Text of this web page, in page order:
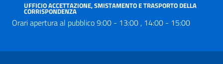
UFFICIO ACCETTAZIONE, SMISTAMENTO E TRASPORTO DELLA
CORRISPONDENZA
Orari apertura al pubblico 9:00 - 13:00 , 14:00 - 15:00